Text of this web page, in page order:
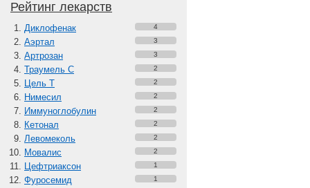
Рейтинг лекарств
Диклофенак 4
Аэртал 3
Артрозан 3
Траумель С 2
Цель Т 2
Нимесил 2
Иммуноглобулин 2
Кетонал 2
Левомеколь 2
Мовалис 2
Цефтриаксон 1
Фуросемид 1